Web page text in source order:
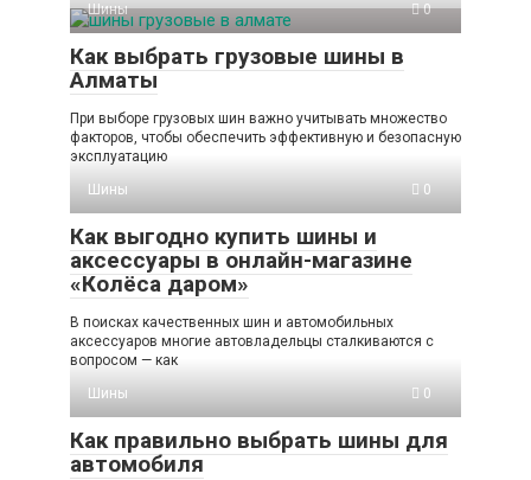
Шины 0
Как выбрать грузовые шины в
Алматы
При выборе грузовых шин важно учитывать множество
факторов, чтобы обеспечить эффективную и безопасную
эксплуатацию
Шины
0
Как выгодно купить шины и
аксессуары в онлайн-магазине
«Колёса даром»
В поисках качественных шин и автомобильных
аксессуаров многие автовладельцы сталкиваются с
вопросом — как
Шины
0
Как правильно выбрать шины для
автомобиля